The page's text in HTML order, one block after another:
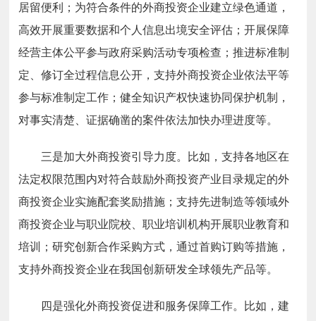
居留便利；为符合条件的外商投资企业建立绿色通道，
高效开展重要数据和个人信息出境安全评估；开展保障
经营主体公平参与政府采购活动专项检查；推进标准制
定、修订全过程信息公开，支持外商投资企业依法平等
参与标准制定工作；健全知识产权快速协同保护机制，
对事实清楚、证据确凿的案件依法加快办理进度等。
三是加大外商投资引导力度。比如，支持各地区在
法定权限范围内对符合鼓励外商投资产业目录规定的外
商投资企业实施配套奖励措施；支持先进制造等领域外
商投资企业与职业院校、职业培训机构开展职业教育和
培训；研究创新合作采购方式，通过首购订购等措施，
支持外商投资企业在我国创新研发全球领先产品等。
四是强化外商投资促进和服务保障工作。比如，建